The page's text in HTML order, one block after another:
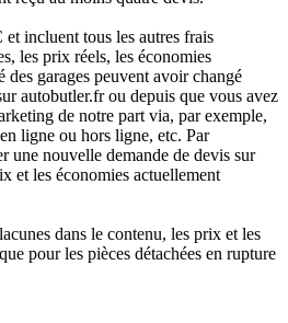
incluent tous les autres frais
les prix réels, les économies
garages peuvent avoir changé
autobutler.fr ou depuis que vous avez
de notre part via, par exemple,
ligne ou hors ligne, etc. Par
une nouvelle demande de devis sur
et les économies actuellement
dans le contenu, les prix et les
pour les pièces détachées en rupture